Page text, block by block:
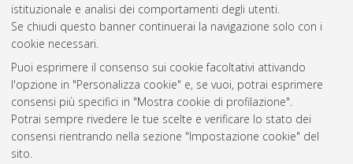
istituzionale e analisi dei comportamenti degli utenti.
Se chiudi questo banner continuerai la navigazione solo con i
cookie necessari.
Puoi esprimere il consenso sui cookie facoltativi attivando
l'opzione in "Personalizza cookie" e, se vuoi, potrai esprimere
consensi più specifici in "Mostra cookie di profilazione".
Potrai sempre rivedere le tue scelte e verificare lo stato dei
consensi rientrando nella sezione "Impostazione cookie" del
sito.
Atom
Rss 1.0
Rss 2.0